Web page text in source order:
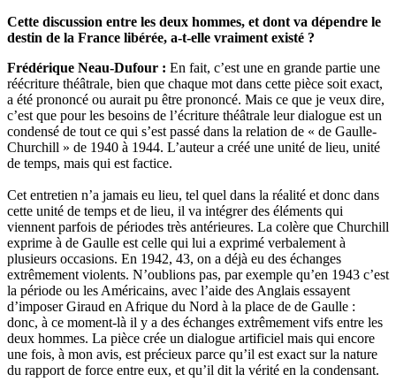
Cette discussion entre les deux hommes, et dont va dépendre le
destin de la France libérée, a-t-elle vraiment existé ?
Frédérique Neau-Dufour : En fait, c’est une en grande partie une
réécriture théâtrale, bien que chaque mot dans cette pièce soit exact,
a été prononcé ou aurait pu être prononcé. Mais ce que je veux dire,
c’est que pour les besoins de l’écriture théâtrale leur dialogue est un
condensé de tout ce qui s’est passé dans la relation de « de Gaulle-
Churchill » de 1940 à 1944. L’auteur a créé une unité de lieu, unité
de temps, mais qui est factice.
Cet entretien n’a jamais eu lieu, tel quel dans la réalité et donc dans
cette unité de temps et de lieu, il va intégrer des éléments qui
viennent parfois de périodes très antérieures. La colère que Churchill
exprime à de Gaulle est celle qui lui a exprimé verbalement à
plusieurs occasions. En 1942, 43, on a déjà eu des échanges
extrêmement violents. N’oublions pas, par exemple qu’en 1943 c’est
la période ou les Américains, avec l’aide des Anglais essayent
d’imposer Giraud en Afrique du Nord à la place de de Gaulle :
donc, à ce moment-là il y a des échanges extrêmement vifs entre les
deux hommes. La pièce crée un dialogue artificiel mais qui encore
une fois, à mon avis, est précieux parce qu’il est exact sur la nature
du rapport de force entre eux, et qu’il dit la vérité en la condensant.